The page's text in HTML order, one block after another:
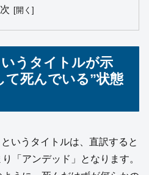
うタイトルが示
て死んでいる”状態
いうタイトルは、直訳すると
「アンデッド」となります。